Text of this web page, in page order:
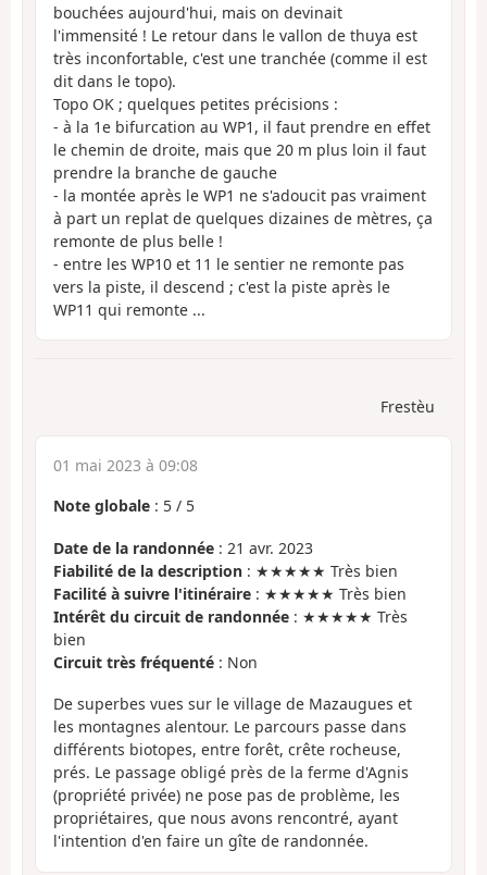
bouchées aujourd'hui, mais on devinait
l'immensité ! Le retour dans le vallon de thuya est
très inconfortable, c'est une tranchée (comme il est
dit dans le topo).
Topo OK ; quelques petites précisions :
- à la 1e bifurcation au WP1, il faut prendre en effet
le chemin de droite, mais que 20 m plus loin il faut
prendre la branche de gauche
- la montée après le WP1 ne s'adoucit pas vraiment
à part un replat de quelques dizaines de mètres, ça
remonte de plus belle !
- entre les WP10 et 11 le sentier ne remonte pas
vers la piste, il descend ; c'est la piste après le
WP11 qui remonte ...
Frestèu
01 mai 2023 à 09:08
Note globale : 5 / 5
Date de la randonnée : 21 avr. 2023
Fiabilité de la description : ★★★★★ Très bien
Facilité à suivre l'itinéraire : ★★★★★ Très bien
Intérêt du circuit de randonnée : ★★★★★ Très
bien
Circuit très fréquenté : Non
De superbes vues sur le village de Mazaugues et
les montagnes alentour. Le parcours passe dans
différents biotopes, entre forêt, crête rocheuse,
prés. Le passage obligé près de la ferme d'Agnis
(propriété privée) ne pose pas de problème, les
propriétaires, que nous avons rencontré, ayant
l'intention d'en faire un gîte de randonnée.